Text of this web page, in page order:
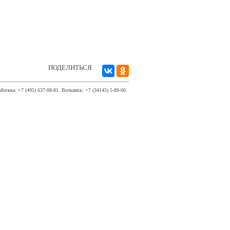
ПОДЕЛИТЬСЯ
+7 (495) 637-08-81. Воткинск: +7 (34145) 5-89-00.